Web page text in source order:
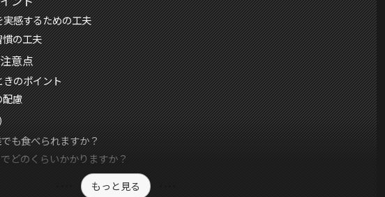
感するための工夫
の工夫
意点
きのポイント
配慮
も食べられますか？
どのくらいかかりますか？
もっと見る